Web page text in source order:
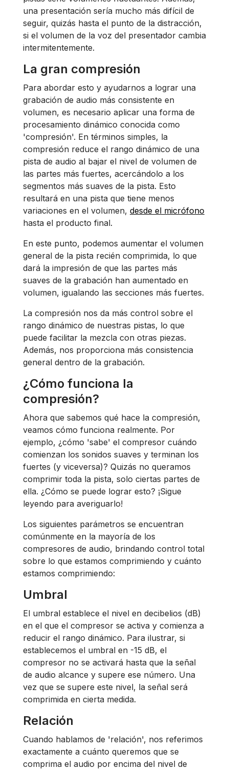
una presentación sería mucho más difícil de
seguir, quizás hasta el punto de la distracción,
si el volumen de la voz del presentador cambia
intermitentemente.
La gran compresión
Para abordar esto y ayudarnos a lograr una
grabación de audio más consistente en
volumen, es necesario aplicar una forma de
procesamiento dinámico conocida como
'compresión'. En términos simples, la
compresión reduce el rango dinámico de una
pista de audio al bajar el nivel de volumen de
las partes más fuertes, acercándolo a los
segmentos más suaves de la pista. Esto
resultará en una pista que tiene menos
variaciones en el volumen, desde el micrófono
hasta el producto final.
En este punto, podemos aumentar el volumen
general de la pista recién comprimida, lo que
dará la impresión de que las partes más
suaves de la grabación han aumentado en
volumen, igualando las secciones más fuertes.
La compresión nos da más control sobre el
rango dinámico de nuestras pistas, lo que
puede facilitar la mezcla con otras piezas.
Además, nos proporciona más consistencia
general dentro de la grabación.
¿Cómo funciona la
compresión?
Ahora que sabemos qué hace la compresión,
veamos cómo funciona realmente. Por
ejemplo, ¿cómo 'sabe' el compresor cuándo
comienzan los sonidos suaves y terminan los
fuertes (y viceversa)? Quizás no queramos
comprimir toda la pista, solo ciertas partes de
ella. ¿Cómo se puede lograr esto? ¡Sigue
leyendo para averiguarlo!
Los siguientes parámetros se encuentran
comúnmente en la mayoría de los
compresores de audio, brindando control total
sobre lo que estamos comprimiendo y cuánto
estamos comprimiendo:
Umbral
El umbral establece el nivel en decibelios (dB)
en el que el compresor se activa y comienza a
reducir el rango dinámico. Para ilustrar, si
establecemos el umbral en -15 dB, el
compresor no se activará hasta que la señal
de audio alcance y supere ese número. Una
vez que se supere este nivel, la señal será
comprimida en cierta medida.
Relación
Cuando hablamos de 'relación', nos referimos
exactamente a cuánto queremos que se
comprima el audio por encima del nivel de